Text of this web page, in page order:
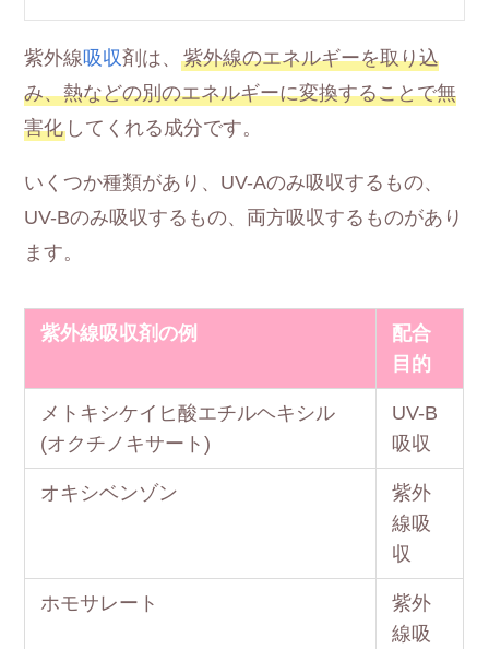
紫外線吸収剤は、紫外線のエネルギーを取り込
み、熱などの別のエネルギーに変換することで無
害化 してくれる成分です。
いくつか種類があり、UV-Aのみ吸収するもの、
UV-Bのみ吸収するもの、両方吸収するものがあり
ます。
紫外線吸収剤の例
配合
目的
メトキシケイヒ酸エチルヘキシル
(オクチノキサート)
UV-B
吸収
オキシベンゾン
紫外
線吸
収
ホモサレート
紫外
線吸